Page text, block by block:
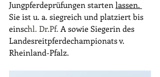
Jungpferdeprüfungen starten lassen.
Sie ist u. a. siegreich und platziert bis
einschl. Dr.Pf. A sowie Siegerin des
Landesreitpferdechampionats v.
Rheinland-Pfalz.